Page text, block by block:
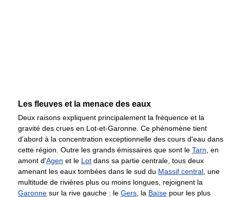
Les fleuves et la menace des eaux
Deux raisons expliquent principalement la fréquence et la
gravité des crues en Lot-et-Garonne. Ce phénomène tient
d'abord à la concentration exceptionnelle des cours d'eau dans
cette région. Outre les grands émissaires que sont le Tarn, en
amont d'Agen et le Lot dans sa partie centrale, tous deux
amenant les eaux tombées dans le sud du Massif central, une
multitude de rivières plus ou moins longues, rejoignent la
Garonne sur la rive gauche : le Gers, la Baïse pour les plus